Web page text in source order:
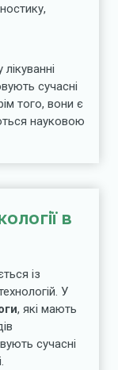
сучасні
того, вони є
науковою
в
із
У
, які мають
сучасні